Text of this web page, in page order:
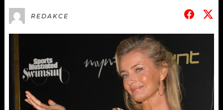
ROZHOVORY
KVÍZY
VIP
RÁDIO
APLIKACE
PROGRAM
PLAYLIST
JAK NALADIT
SOUTĚŽE
REDAKCE